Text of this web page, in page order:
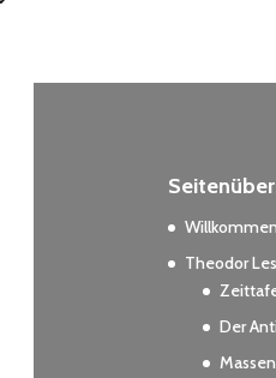
Theodor
Der